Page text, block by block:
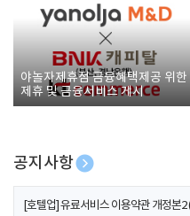
야놀자제휴점 금융혜택제공 위한
제휴 및 금융서비스 게시
공지사항
[호텔업] 개인정보 처리방침 개정본1
[호텔업] 유료서비스 이용약관 개정본2